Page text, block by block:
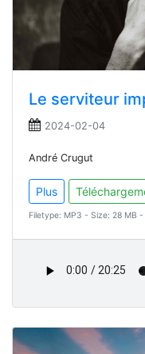
Le serviteur
2024-02-04
André Crugut
Plus
Filetype: MP3 - Size: 28 MB